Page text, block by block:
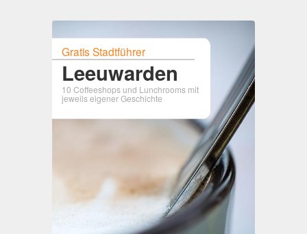
Gratis Stadtführer
Leeuwarden
10 Coffeeshops und Lunchrooms mit
jeweils eigener Geschichte